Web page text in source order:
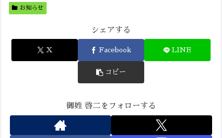
お知らせ
シェアする
X Facebook LINE
コピー
御姓 啓二をフォローする